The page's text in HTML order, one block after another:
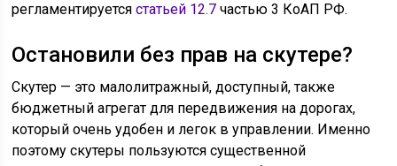
регламентируетсястатьей 12.7 частью 3 КоАП РФ.
Остановили без прав на скутере?
Скутер — это малолитражный, доступный, также
бюджетный агрегат для передвижения на дорогах,
который очень удобен и легок в управлении. Именно
поэтому скутеры пользуются существенной